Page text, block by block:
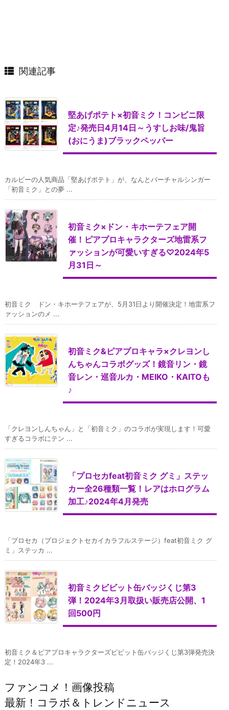
関連記事
堅あげポテト×初音ミク！コンビニ限
定♪発売日4月14日～うすしお味/鬼旨
(おにうま)ブラックペッパー
カルビーの人気商品「堅あげポテト」が、なんとバーチャルシンガー
「初音ミク」との夢 ...
初音ミク×ドン・キホーテフェア開
催！ピアプロキャラクターズ地雷系フ
ァッションが可愛いすぎる♡2024年5
月31日～
初音ミク ドン・キホーテフェアが、5月31日より開催決定！地雷系フ
ァッションのメ ...
初音ミク&ピアプロキャラ×クレヨンし
んちゃんコラボグッズ！鏡音リン・鏡
音レン・巡音ルカ・MEIKO・KAITOも
♪
「クレヨンしんちゃん」と「初音ミク」のコラボが実現します！可愛
すぎるコラボにテン ...
「プロセカfeat初音ミク グミ」ステッ
カー全26種類一覧！レアはホログラム
加工♪2024年4月発売
「プロセカ（プロジェクトセカイカラフルステージ）feat初音ミク グ
ミ」ステッカ ...
初音ミクビビット缶バッジくじ第3
弾！2024年3月取扱い販売店公開、1
回500円
初音ミク＆ピアプロキャラクターズビビット缶バッジくじ第3弾発売決
定！2024年3 ...
ファンコメ！画像投稿
最新！コラボ＆トレンドニュース